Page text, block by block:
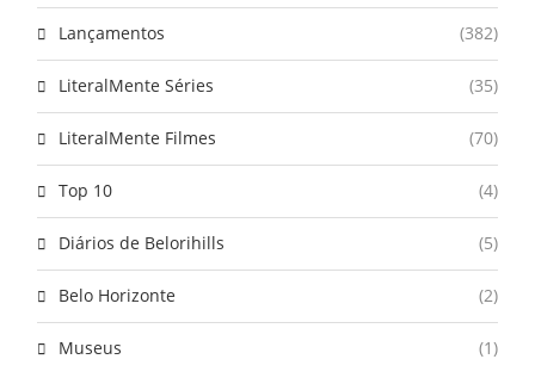
Lançamentos (382)
LiteralMente Séries (35)
LiteralMente Filmes (70)
Top 10 (4)
Diários de Belorihills (5)
Belo Horizonte (2)
Museus (1)